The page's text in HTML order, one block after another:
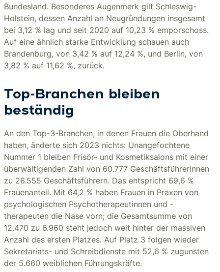
Bundesland. Besonderes Augenmerk gilt Schleswig-
Holstein, dessen Anzahl an Neugründungen insgesamt
bei 3,12 % lag und seit 2020 auf 10,23 % emporschoss.
Auf eine ähnlich starke Entwicklung schauen auch
Brandenburg, von 3,42 % auf 12,24 %, und Berlin, von
3,82 % auf 11,62 %, zurück.
Top-Branchen bleiben
beständig
An den Top-3-Branchen, in denen Frauen die Oberhand
haben, änderte sich 2023 nichts: Unangefochtene
Nummer 1 bleiben Frisör- und Kosmetiksalons mit einer
überwältigenden Zahl von 60.777 Geschäftsführerinnen
zu 26.555 Geschäftsführern. Das entspricht 69,6 %
Frauenanteil. Mit 64,2 % haben Frauen in Praxen von
psychologischen Psychotherapeutinnen und -
therapeuten die Nase vorn; die Gesamtsumme von
12.470 zu 6.960 steht jedoch weit hinter der massiven
Anzahl des ersten Platzes. Auf Platz 3 folgen wieder
Sekretariats- und Schreibdienste mit 52,6 % zugunsten
der 5.660 weiblichen Führungskräfte.